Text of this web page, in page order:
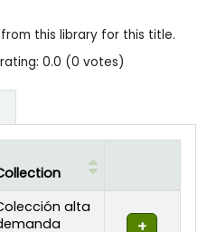
this library for this title.
0.0 (0 votes)
alta